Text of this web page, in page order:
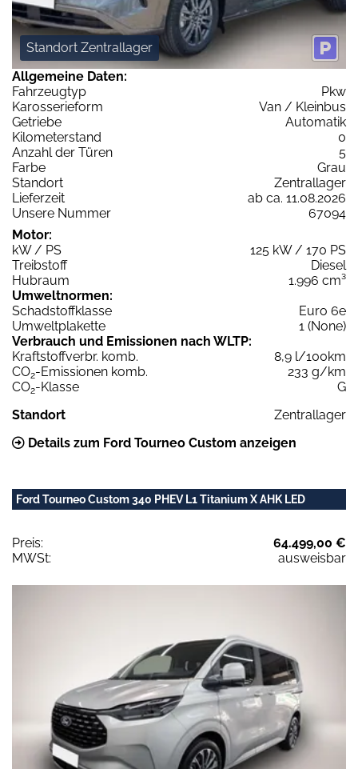
Standort Zentrallager
Allgemeine Daten:
Fahrzeugtyp
Pkw
Karosserieform
Van / Kleinbus
Getriebe
Automatik
Kilometerstand
0
Anzahl der Türen
5
Farbe
Grau
Standort
Zentrallager
Lieferzeit
ab ca. 11.08.2026
Unsere Nummer
67094
Motor:
kW / PS
125 kW / 170 PS
Treibstoff
Diesel
Hubraum
1.996 cm³
Umweltnormen:
Schadstoffklasse
Euro 6e
Umweltplakette
1 (None)
Verbrauch und Emissionen nach WLTP:
Kraftstoffverbr. komb.
8,9 l/100km
CO2-Emissionen komb.
233 g/km
CO2-Klasse
G
Standort
Zentrallager
Details zum Ford Tourneo Custom anzeigen
Ford Tourneo Custom 340 PHEV L1 Titanium X AHK LED
Preis:
64.499,00 €
MWSt:
ausweisbar